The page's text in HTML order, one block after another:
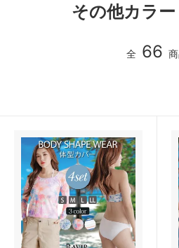
その他カラー
全 66